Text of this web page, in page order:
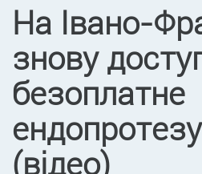
На Івано-
знову
безоплатне
(відео)